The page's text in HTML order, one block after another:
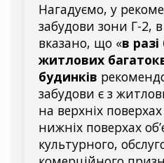
Нагадуємо, у
забудови зони Г-2,
вказано, що «в
житлових
будинків
забудови є з
на верхніх
нижніх поверхах
культурного,